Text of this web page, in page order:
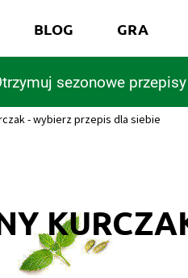
sezonowe
BLOG GRA
- wybierz przepis dla siebie